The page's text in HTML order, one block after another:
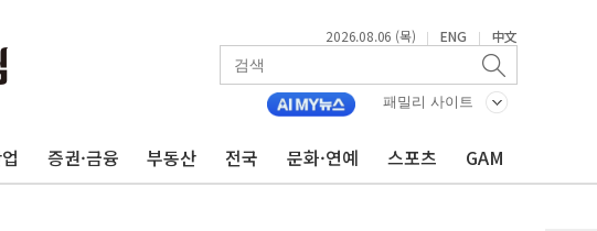
2026.08.06 (목) | ENG | 中文
패밀리 사이트
증권·금융 부동산 전국 문화·연예 스포츠 GAM
, AI로 건설현장 위험 예측…안전관리 체계 전면 개편
합특검 2차 출석…"특검 위법에 단호히 대처할 것"